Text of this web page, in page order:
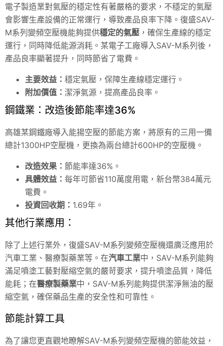
電子製造業對氣壓的穩定性有著嚴格的要求，不穩定的氣壓
會影響生產設備的正常運行，導致產品良率下降。復盛SAV-
M系列變頻空壓機能夠提供穩定的氣壓 ，確保生產線的穩定
運行，同時降低能源消耗。某電子工廠導入SAV-M系列後，
產品良率顯著提升，同時節省了電費。
主要效益： 穩定氣壓，保障生產線穩定運行。
附加價值： 潔淨氣源，提高產品良率。
鋼鐵業：改造後節能率達36%
高雄某鋼鐵廠導入能揚空壓的節能方案，將原有的三用一備
總計1300HP空壓機，更換為兩台總計600HP的空壓機。
改造效果： 節能率達36%。
具體效益： 每年可節省110萬度用電，新台幣384萬元
電費。
投資回收期： 1.69年。
其他行業應用：
除了上述行業外，復盛SAV-M系列變頻空壓機還廣泛應用於
汽車工業、醫療製藥業等。在汽車工業中， SAV-M系列能夠
滿足噴塗工藝對壓縮空氣的嚴苛要求，提升噴塗品質，降低
能耗；在醫療製藥業中， SAV-M系列能夠提供潔淨無油的壓
縮空氣，確保藥品生產的安全性和可靠性。
節能計算工具
為了讓您更直觀地瞭解SAV-M系列變頻空壓機的節能效益，